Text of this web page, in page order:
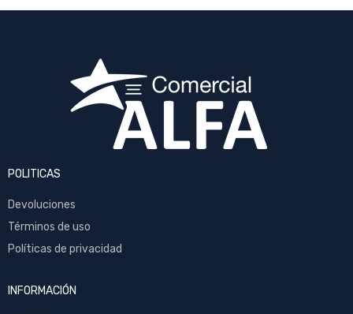
POLITICAS
Devoluciones
Términos de uso
Políticas de privacidad
INFORMACIÓN